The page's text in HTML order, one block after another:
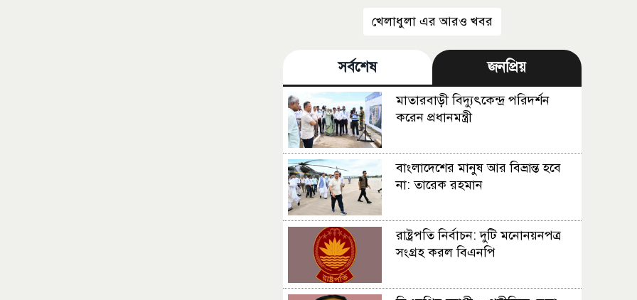
খেলাধুলা এর আরও খবর
সর্বশেষ জনপ্রিয়
মাতারবাড়ী বিদ্যুৎকেন্দ্র পরিদর্শন
করেন প্রধানমন্ত্রী
বাংলাদেশের মানুষ আর বিভ্রান্ত হবে
না: তারেক রহমান
রাষ্ট্রপতি নির্বাচন: দুটি মনোনয়নপত্র
সংগ্রহ করল বিএনপি